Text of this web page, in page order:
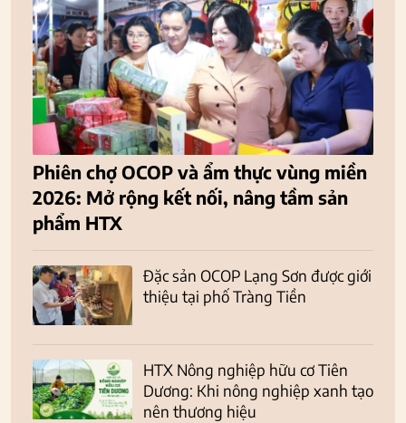
Phiên chợ OCOP và ẩm thực vùng miền
2026: Mở rộng kết nối, nâng tầm sản
phẩm HTX
Đặc sản OCOP Lạng Sơn được giới
thiệu tại phố Tràng Tiền
HTX Nông nghiệp hữu cơ Tiên
Dương: Khi nông nghiệp xanh tạo
nên thương hiệu